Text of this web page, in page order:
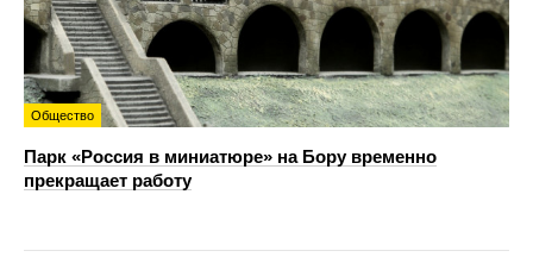
Общество
Парк «Россия в миниатюре» на Бору временно
прекращает работу